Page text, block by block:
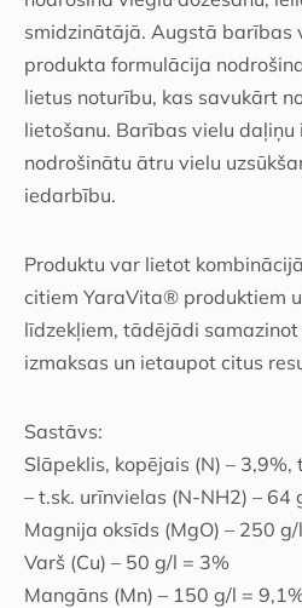
smidzinātājā. Augstā barības
produkta formulācija
lietus noturību, kas savukārt
lietošanu. Barības vielu
nodrošinātu ātru vielu
iedarbību.
Produktu var lietot
citiem YaraVita® produktiem
līdzekļiem, tādējādi
izmaksas un ietaupot citus
Sastāvs:
Slāpeklis, kopējais (N) – 3,9%,
– t.sk. urīnvielas (N-NH2) – 64
Маgnija oksīds (MgO) – 250
Varš (Cu) – 50 g/l = 3%
Маngāns (Mn) – 150 g/l =